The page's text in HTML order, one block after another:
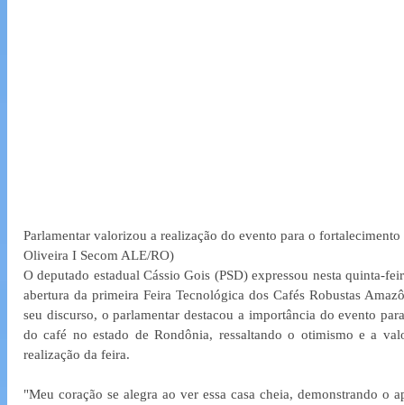
Parlamentar valorizou a realização do evento para o
Oliveira I Secom ALE/RO)
O deputado estadual Cássio Gois (PSD) expressou nesta quinta-
abertura da primeira Feira Tecnológica dos Cafés Robustas
seu discurso, o parlamentar destacou a importância do evento
do café no estado de Rondônia, ressaltando o otimismo e a
realização da feira.
"Meu coração se alegra ao ver essa casa cheia, demonstrando o